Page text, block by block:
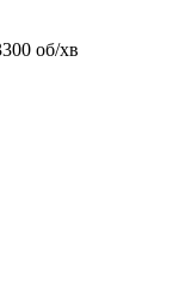
об/хв